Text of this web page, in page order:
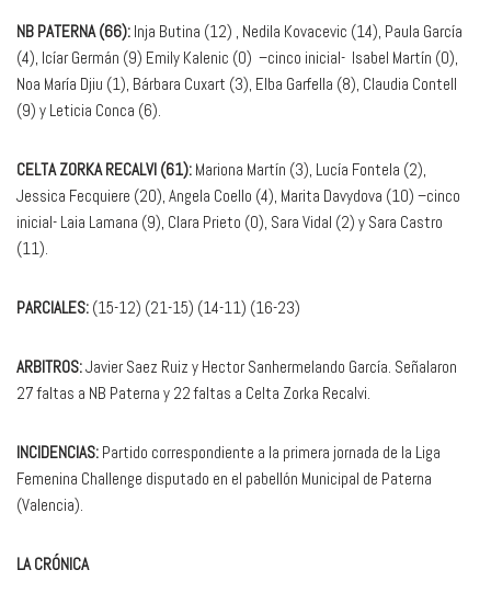
NB PATERNA (66): Inja Butina (12) , Nedila Kovacevic (14), Paula García
(4), Icíar Germán (9) Emily Kalenic (0) –cinco inicial- Isabel Martín (0),
Noa María Djiu (1), Bárbara Cuxart (3), Elba Garfella (8), Claudia Contell
(9) y Leticia Conca (6).
CELTA ZORKA RECALVI (61): Mariona Martín (3), Lucía Fontela (2),
Jessica Fecquiere (20), Angela Coello (4), Marita Davydova (10) –cinco
inicial- Laia Lamana (9), Clara Prieto (0), Sara Vidal (2) y Sara Castro
(11).
PARCIALES: (15-12) (21-15) (14-11) (16-23)
ARBITROS:Javier Saez Ruiz y Hector Sanhermelando García. Señalaron
27 faltas a NB Paterna y 22 faltas a Celta Zorka Recalvi.
INCIDENCIAS: Partido correspondiente a la primera jornada de la Liga
Femenina Challenge disputado en el pabellón Municipal de Paterna
(Valencia).
LA CRÓNICA